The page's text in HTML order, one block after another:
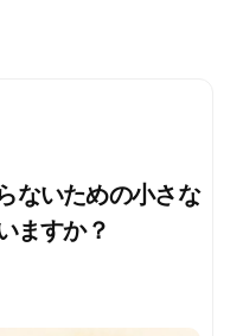
ないための小さな
ますか？